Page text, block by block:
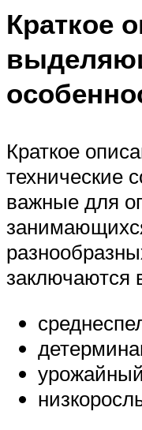
Краткое
Краткое
технические
важные для
заключаются